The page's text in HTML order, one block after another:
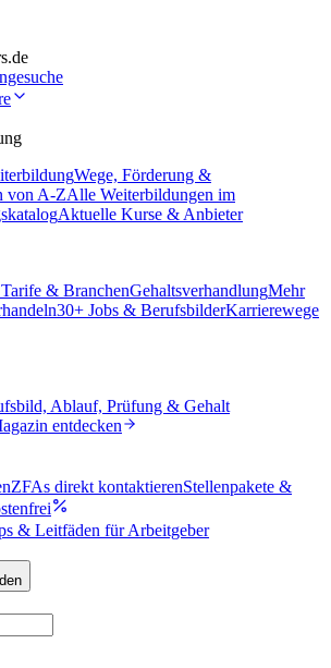
Wege, Förderung &
von A-ZAlle Weiterbildungen im
Aktuelle Kurse & Anbieter
& BranchenGehaltsverhandlungMehr
30+ Jobs & BerufsbilderKarrierewege
Ablauf, Prüfung & Gehalt
entdecken
ZFAs direkt kontaktierenStellenpakete &
& Leitfäden für Arbeitgeber